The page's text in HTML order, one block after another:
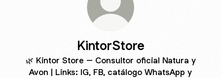
KintorStore
🌿 Kintor Store – Consultor oficial Natura y
Avon | Links: IG, FB, catálogo WhatsApp y